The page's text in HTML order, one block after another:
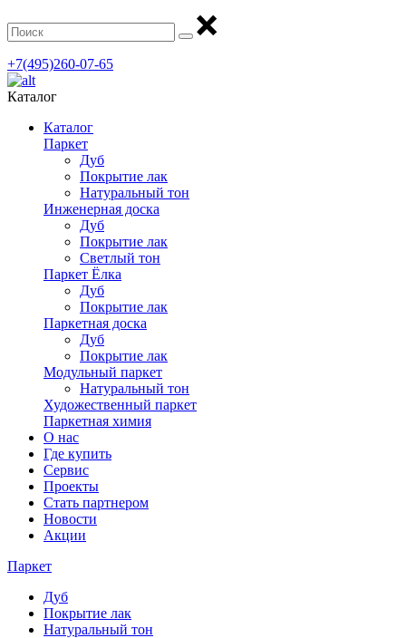
+7(495)260-07-65
Каталог
Каталог
Паркет
Дуб
Покрытие лак
Натуральный тон
Инженерная доска
Дуб
Покрытие лак
Светлый тон
Паркет Ёлка
Дуб
Покрытие лак
Паркетная доска
Дуб
Покрытие лак
Модульный паркет
Натуральный тон
Художественный паркет
Паркетная химия
О нас
Где купить
Сервис
Проекты
Стать партнером
Новости
Акции
Паркет
Дуб
Покрытие лак
Натуральный тон